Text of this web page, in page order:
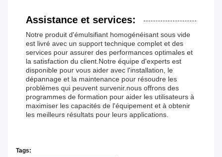
Assistance et services:
Notre produit d'émulsifiant homogénéisant sous vide
est livré avec un support technique complet et des
services pour assurer des performances optimales et
la satisfaction du client.Notre équipe d'experts est
disponible pour vous aider avec l'installation, le
dépannage et la maintenance pour résoudre les
problèmes qui peuvent survenir.nous offrons des
programmes de formation pour aider les utilisateurs à
maximiser les capacités de l'équipement et à obtenir
les meilleurs résultats pour leurs applications.
Tags: